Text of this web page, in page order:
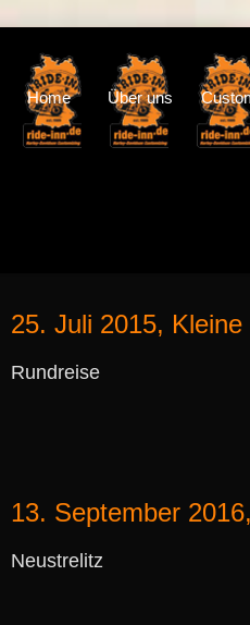
Home Über uns
25. Juli 2015,
Rundreise
13. September
Neustrelitz